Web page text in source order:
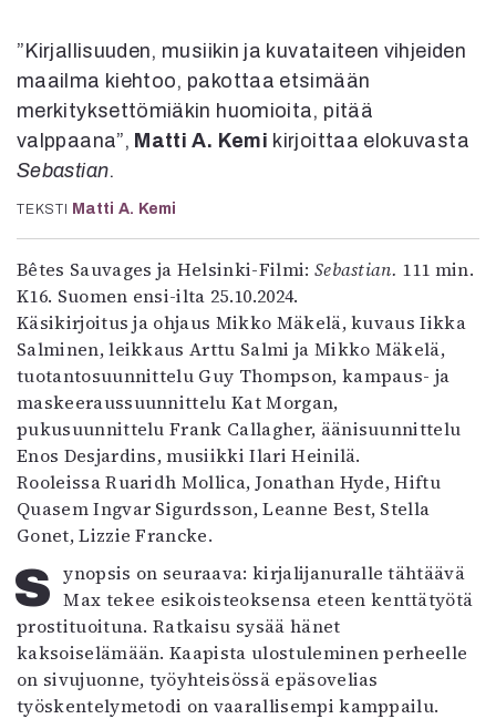
Esitystaide
Arkisto
Lehdet
1/2026
6/2025
5/2025 saame
5/2025
Lehtiarkisto
Info
Tilaus ja irtonumerot
Yhteistyössä
Toimitus
Mediatiedot
Kaltio ry
”Kirjallisuuden, musiikin ja kuvataiteen vihjeiden
maailma kiehtoo, pakottaa etsimään
merkityksettömiäkin huomioita, pitää
valppaana”, Matti A. Kemi kirjoittaa elokuvasta
Sebastian.
TEKSTI Matti A. Kemi
Bêtes Sauvages ja Helsinki-Filmi: Sebastian. 111 min.
K16. Suomen ensi-ilta 25.10.2024.
Käsikirjoitus ja ohjaus Mikko Mäkelä, kuvaus Iikka
Salminen, leikkaus Arttu Salmi ja Mikko Mäkelä,
tuotantosuunnittelu Guy Thompson, kampaus- ja
maskeeraussuunnittelu Kat Morgan,
pukusuunnittelu Frank Callagher, äänisuunnittelu
Enos Desjardins, musiikki Ilari Heinilä.
Rooleissa Ruaridh Mollica, Jonathan Hyde, Hiftu
Quasem Ingvar Sigurdsson, Leanne Best, Stella
Gonet, Lizzie Francke.
Synopsis on seuraava: kirjalijanuralle tähtäävä Max tekee esikoisteoksensa eteen kenttätyötä
prostituoituna. Ratkaisu sysää hänet
kaksoiselämään. Kaapista ulostuleminen perheelle
on sivujuonne, työyhteisössä epäsovelias
työskentelymetodi on vaarallisempi kamppailu.